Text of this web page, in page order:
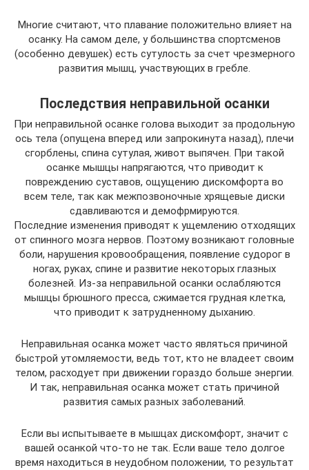
Многие считают, что плавание положительно влияет на
осанку. На самом деле, у большинства спортсменов
(особенно девушек) есть сутулость за счет чрезмерного
развития мышц, участвующих в гребле.
Последствия неправильной осанки
При неправильной осанке голова выходит за продольную
ось тела (опущена вперед или запрокинута назад), плечи
сгорблены, спина сутулая, живот выпячен. При такой
осанке мышцы напрягаются, что приводит к
повреждению суставов, ощущению дискомфорта во
всем теле, так как межпозвоночные хрящевые диски
сдавливаются и демофрмируются.
Последние изменения приводят к ущемлению отходящих
от спинного мозга нервов. Поэтому возникают головные
боли, нарушения кровообращения, появление судорог в
ногах, руках, спине и развитие некоторых глазных
болезней. Из-за неправильной осанки ослабляются
мышцы брюшного пресса, сжимается грудная клетка,
что приводит к затрудненному дыханию.
Неправильная осанка может часто являться причиной
быстрой утомляемости, ведь тот, кто не владеет своим
телом, расходует при движении гораздо больше энергии.
И так, неправильная осанка может стать причиной
развития самых разных заболеваний.
Если вы испытываете в мышцах дискомфорт, значит с
вашей осанкой что-то не так. Если ваше тело долгое
время находиться в неудобном положении, то результат